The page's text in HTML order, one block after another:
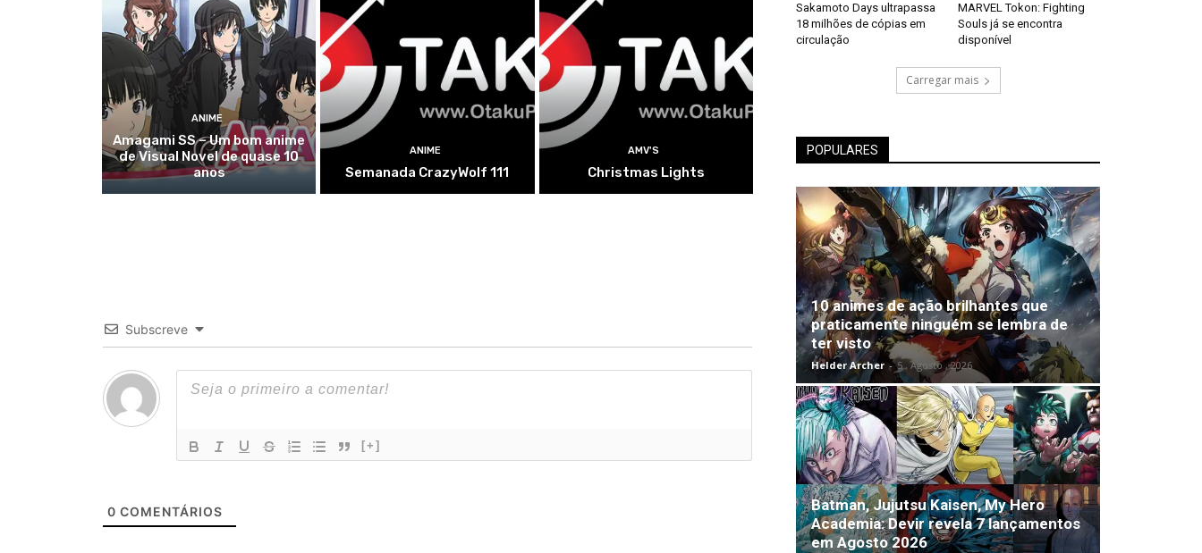
ANIME
Amagami SS – Um bom anime
de Visual Novel de quase 10
anos
ANIME
Semanada CrazyWolf 111
AMV'S
Christmas Lights
Subscreve
[+]
0 COMENTÁRIOS
Sakamoto Days ultrapassa
18 milhões de cópias em
circulação
MARVEL Tokon: Fighting
Souls já se encontra
disponível
Carregar mais
POPULARES
10 animes de ação brilhantes que
praticamente ninguém se lembra de
ter visto
Helder Archer - 5 , Agosto , 2026
Batman, Jujutsu Kaisen, My Hero
Academia: Devir revela 7 lançamentos
em Agosto 2026